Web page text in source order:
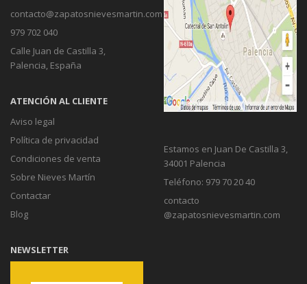
contacto@zapatosnievesmartin.com
979 702 040
Calle Juan de Castilla 3,
Palencia, España
ATENCIÓN AL CLIENTE
Aviso legal
Política de privacidad
Condiciones de venta
Sobre Nieves Martín
Contactar
Blog
Estamos en Juan De Castilla 3,
34001 Palencia
Teléfono: 979 70 20 40
contacto
@zapatosnievesmartin.com
NEWSLETTER